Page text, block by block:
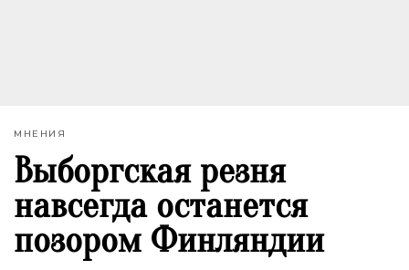
МНЕНИЯ
Выборгская резня
навсегда останется
позором Финляндии